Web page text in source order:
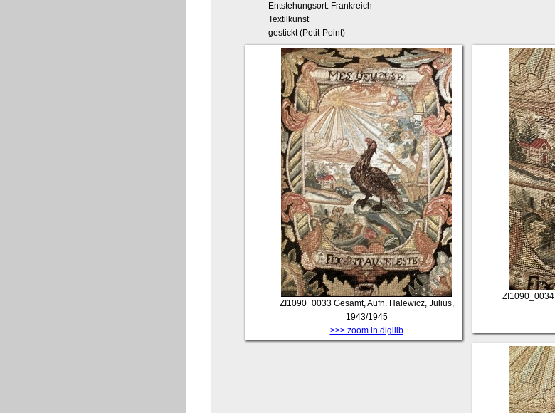
Entstehungsort: Frankreich
Textilkunst
gestickt (Petit-Point)
ZI1090_0033 Gesamt, Aufn. Halewicz, Julius,
1943/1945
>>> zoom in digilib
ZI1090_0034